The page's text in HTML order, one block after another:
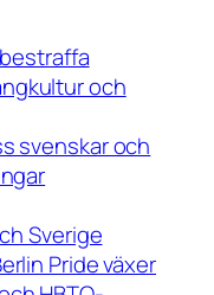
och
svenskar och
Sverige
Pride växer